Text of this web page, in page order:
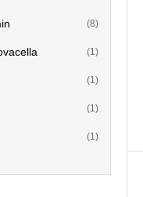
(8)
(1)
(1)
(1)
(1)